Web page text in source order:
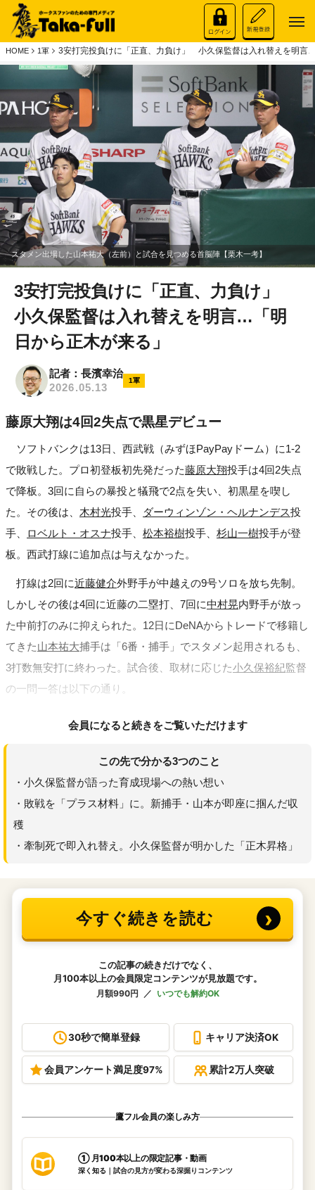
HOME 1軍 3安打完投負けに「正直、力負け」 小久保監督は入れ替えを明言
スタメン出場した山本祐大（左前）と試合を見つめる首脳陣【栗木一考】
3安打完投負けに「正直、力負け」
小久保監督は入れ替えを明言…「明
日から正木が来る」
記者：長濱幸治
2026.05.13
1軍
藤原大翔は4回2失点で黒星デビュー
ソフトバンクは13日、西武戦（みずほPayPayドーム）に1-2
で敗戦した。プロ初登板初先発だった藤原大翔投手は4回2失点
で降板。3回に自らの暴投と犠飛で2点を失い、初黒星を喫し
た。その後は、 木村光投手、 ダーウィンゾン・ヘルナンデス投
手、
ロベルト・オスナ投手、 松本裕樹投手、 杉山一樹投手が登
板。西武打線に追加点は与えなかった。
打線は2回に近藤健介外野手が中越えの9号ソロを放ち先制。
しかしその後は4回に近藤の二塁打、7回に中村晃内野手が放っ
た中前打のみに抑えられた。12日にDeNAからトレードで移籍し
てきた山本祐大捕手は「6番・捕手」でスタメン起用されるも、
3打数無安打に終わった。試合後、取材に応じた小久保裕紀監督
の一問一答は以下の通り。
会員になると続きをご覧いただけます
この先で分かる3つのこと
・小久保監督が語った育成現場への熱い想い
・敗戦を「プラス材料」に。新捕手・山本が即座に掴んだ収
穫
・牽制死で即入れ替え。小久保監督が明かした「正木昇格」